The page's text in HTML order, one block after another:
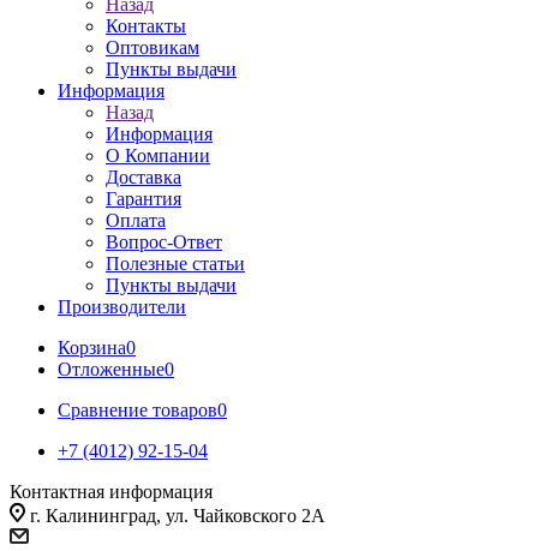
Назад
Контакты
Оптовикам
Пункты выдачи
Информация
Назад
Информация
О Компании
Доставка
Гарантия
Оплата
Вопрос-Ответ
Полезные статьи
Пункты выдачи
Производители
Корзина0
Отложенные0
Сравнение товаров0
+7 (4012) 92-15-04
Контактная информация
г. Калининград, ул. Чайковского 2А